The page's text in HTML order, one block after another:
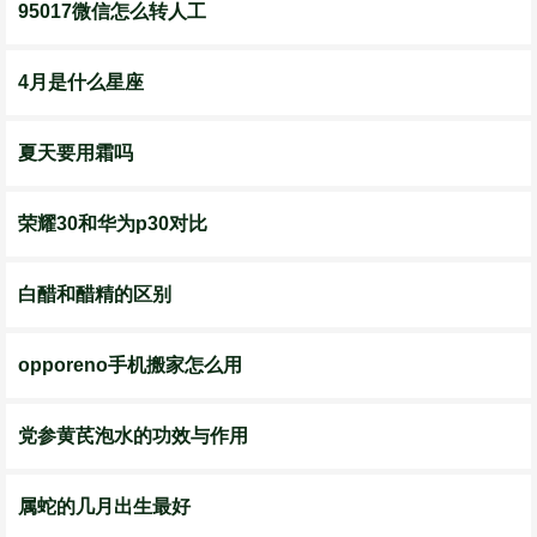
95017微信怎么转人工
4月是什么星座
夏天要用霜吗
荣耀30和华为p30对比
白醋和醋精的区别
opporeno手机搬家怎么用
党参黄芪泡水的功效与作用
属蛇的几月出生最好